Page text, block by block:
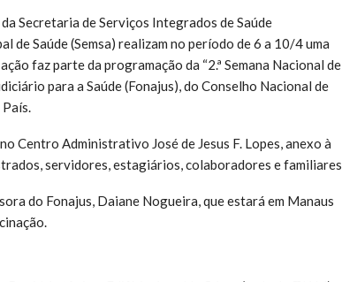
Secretaria de Serviços Integrados de Saúde
de Saúde (Semsa) realizam no período de 6 a 10/4 uma
faz parte da programação da “2.ª Semana Nacional de
para a Saúde (Fonajus), do Conselho Nacional de
Centro Administrativo José de Jesus F. Lopes, anexo à
servidores, estagiários, colaboradores e familiares.
do Fonajus, Daiane Nogueira, que estará em Manaus